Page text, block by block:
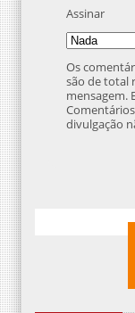
Assinar
Os
são de total
mensagem.
divulgação